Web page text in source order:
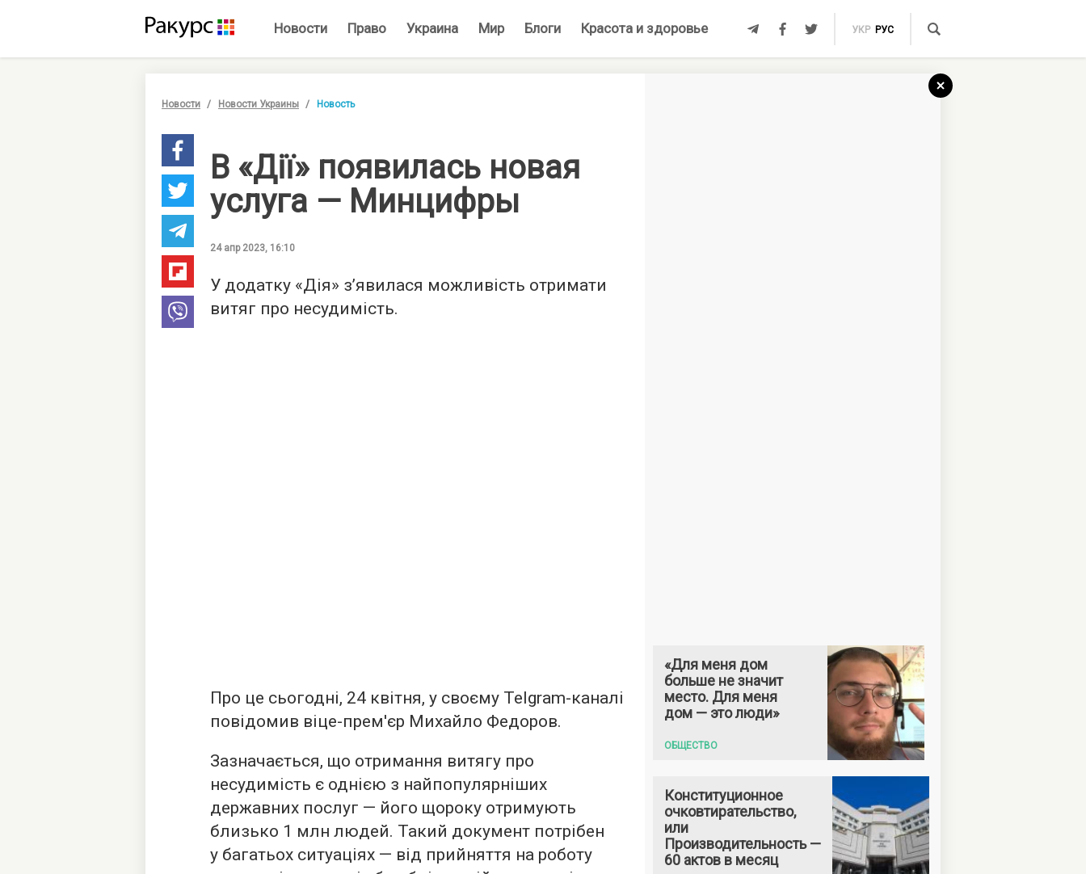
Новости Право Украина Мир Блоги Красота и здоровье УКР РУС
Новости Новости Украины Новость
В «Дії» появилась новая
услуга — Минцифры
24 апр 2023, 16:10
У додатку «Дія» з’явилася можливість отримати
витяг про несудимість.
Про це сьогодні, 24 квітня, у своєму Telgram-каналі
повідомив віце-прем'єр Михайло Федоров.
Зазначається, що отримання витягу про
несудимість є однією з найпопулярніших
державних послуг — його щороку отримують
близько 1 млн людей. Такий документ потрібен
у багатьох ситуаціях — від прийняття на роботу
«Для меня дом
больше не значит
место. Для меня
дом — это люди»
ОБЩЕСТВО
Конституционное
очковтирательство,
или
Производительность —
60 актов в месяц